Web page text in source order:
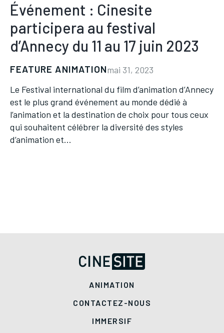
Événement : Cinesite
participera au festival
d’Annecy du 11 au 17 juin 2023
FEATURE ANIMATIONmai 31, 2023
Le Festival international du film d’animation d’Annecy
est le plus grand événement au monde dédié à
l’animation et la destination de choix pour tous ceux
qui souhaitent célébrer la diversité des styles
d’animation et…
ANIMATION
CONTACTEZ-NOUS
IMMERSIF